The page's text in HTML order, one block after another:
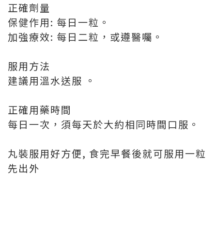
正確劑量
保健作用: 每日一粒。
加強療效: 每日二粒，或遵醫囑。
服用方法
建議用溫水送服 。
正確用藥時間
每日一次，須每天於大約相同時間口服。
丸裝服用好方便, 食完早餐後就可服用一粒
先出外